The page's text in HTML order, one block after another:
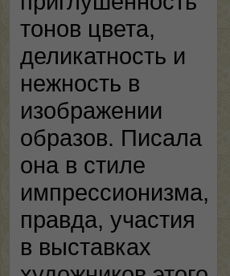
тонов цвета,
деликатность и
нежность в
изображении
образов. Писала
она в стиле
импрессионизма,
правда, участия
в выставках